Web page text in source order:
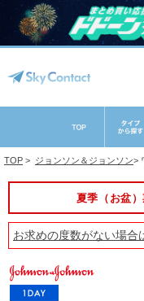
TOP > ジョンソン＆ジョンソン>
夏季（お盆
お求めの度数がない場合